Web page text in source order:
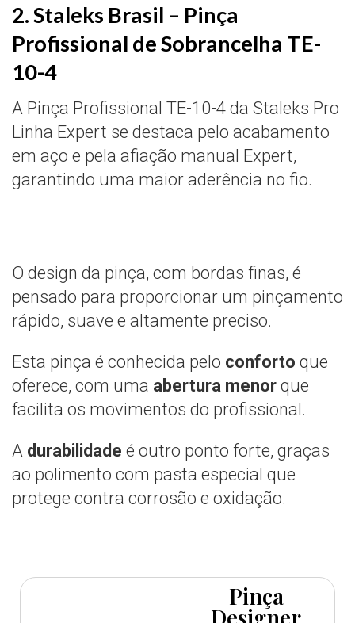
2. Staleks Brasil – Pinça
Profissional de Sobrancelha TE-
10-4
A Pinça Profissional TE-10-4 da Staleks Pro
Linha Expert se destaca pelo acabamento
em aço e pela afiação manual Expert,
garantindo uma maior aderência no fio.
O design da pinça, com bordas finas, é
pensado para proporcionar um pinçamento
rápido, suave e altamente preciso.
Esta pinça é conhecida pelo conforto que
oferece, com uma abertura menor que
facilita os movimentos do profissional.
A durabilidade é outro ponto forte, graças
ao polimento com pasta especial que
protege contra corrosão e oxidação.
Pinça